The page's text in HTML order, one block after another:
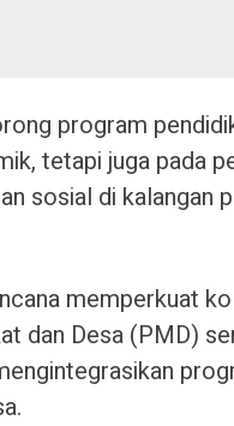
program
tetapi juga pada
sosial di kalangan
memperkuat
dan Desa (PMD)